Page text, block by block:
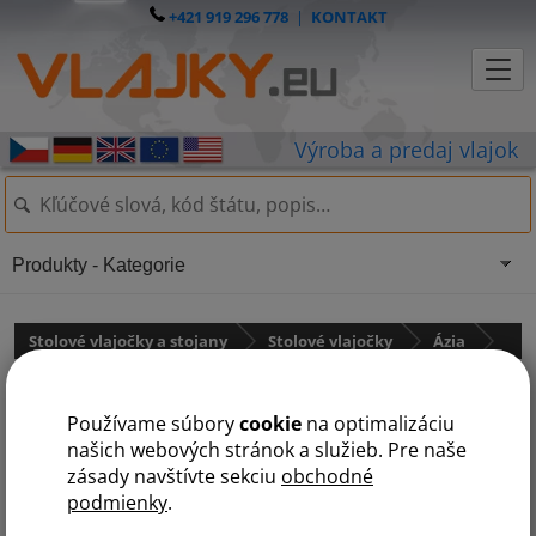
Používame súborycookie na optimalizáciu
našich webových stránok a služieb. Pre naše
zásady navštívte sekciu obchodné
podmienky.
+421 919 296 778| KONTAKT
Stolové vlajočky a stojany Stolové vlajočky Ázia
Produkty - Kategorie